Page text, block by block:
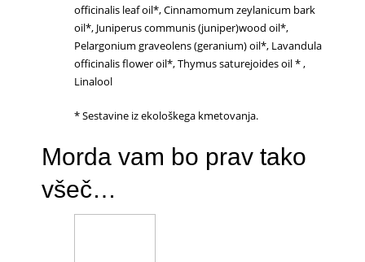
officinalis leaf oil*, Cinnamomum zeylanicum bark
oil*, Juniperus communis (juniper)wood oil*,
Pelargonium graveolens (geranium) oil*, Lavandula
officinalis flower oil*, Thymus saturejoides oil * ,
Linalool
* Sestavine iz ekološkega kmetovanja.
Morda vam bo prav tako
všeč…